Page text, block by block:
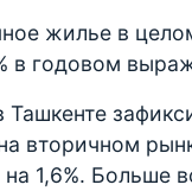
жилье в
в годовом
вторичном
1,6%. Больше